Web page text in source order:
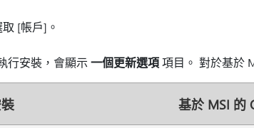
[帳戶] 。
行安裝，會顯示 一個更新選項項目。 對於基於
基於 MSI 的